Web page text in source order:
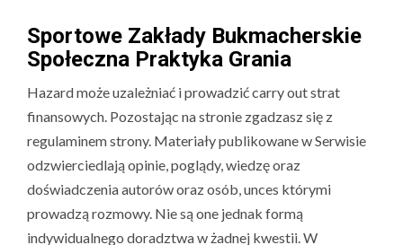
Sportowe Zakłady Bukmacherskie
Społeczna Praktyka Grania
Hazard może uzależniać i prowadzić carry out strat
finansowych. Pozostając na stronie zgadzasz się z
regulaminem strony. Materiały publikowane w Serwisie
odzwierciedlają opinie, poglądy, wiedzę oraz
doświadczenia autorów oraz osób, unces którymi
prowadzą rozmowy. Nie są one jednak formą
indywidualnego doradztwa w żadnej kwestii. W